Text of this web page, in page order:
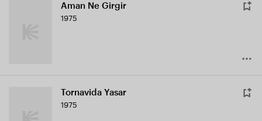
Aman Ne Girgir
1975
Tornavida Yasar
1975